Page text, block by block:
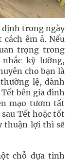
định trong ngày
êm ả. Nếu
trọng trong
kỹ lưỡng,
cho bạn là
lệ, dành
bên gia đình
mạo tươm tất
Tết hoặc tốt
thuận lợi thì sẽ
chỗ dựa tinh